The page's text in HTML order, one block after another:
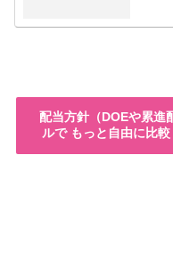
配当方針（DOEや累進
ルで もっと自由に比